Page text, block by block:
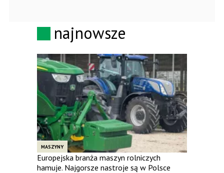
najnowsze
MASZYNY
Europejska branża maszyn rolniczych
hamuje. Najgorsze nastroje są w Polsce